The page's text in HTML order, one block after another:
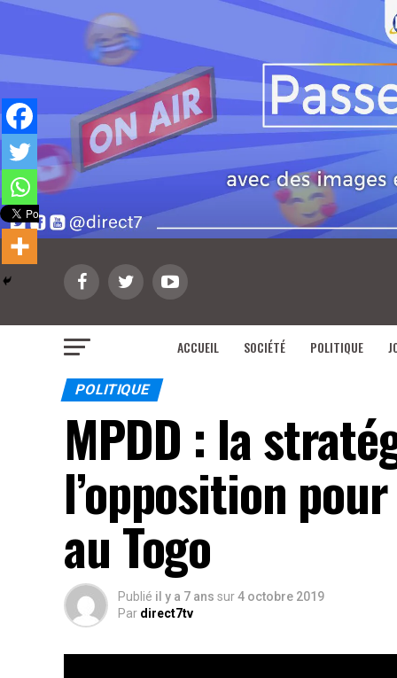
ACCUEIL SOCIÉTÉ POLITIQUE
POLITIQUE
MPDD : la
l’opposition
au Togo
Publié il y a 7 ans sur4 octobre 2019
Par direct7tv